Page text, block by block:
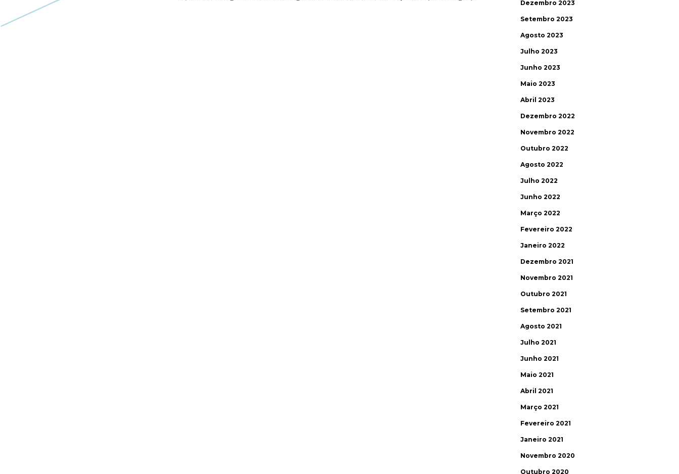
Dezembro 2023
Setembro 2023
Agosto 2023
Julho 2023
Junho 2023
Maio 2023
Abril 2023
Dezembro 2022
Novembro 2022
Outubro 2022
Agosto 2022
Julho 2022
Junho 2022
Março 2022
Fevereiro 2022
Janeiro 2022
Dezembro 2021
Novembro 2021
Outubro 2021
Setembro 2021
Agosto 2021
Julho 2021
Junho 2021
Maio 2021
Abril 2021
Março 2021
Fevereiro 2021
Janeiro 2021
Novembro 2020
Outubro 2020